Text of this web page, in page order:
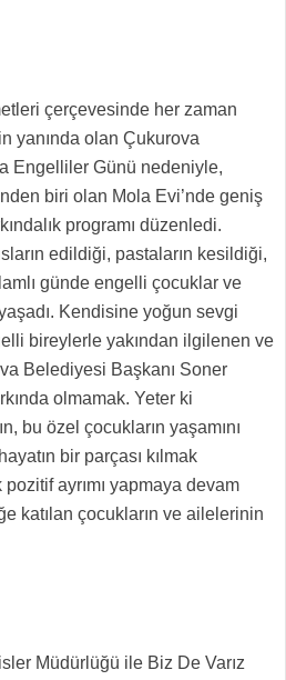
çerçevesinde her zaman
yanında olan Çukurova
Engelliler Günü nedeniyle,
biri olan Mola Evi’nde geniş
programı düzenledi.
edildiği, pastaların kesildiği,
günde engelli çocuklar ve
Kendisine yoğun sevgi
bireylerle yakından ilgilenen ve
Belediyesi Başkanı Soner
olmamak. Yeter ki
bu özel çocukların yaşamını
bir parçası kılmak
ayrımı yapmaya devam
katılan çocukların ve ailelerinin
Müdürlüğü ile Biz De Varız